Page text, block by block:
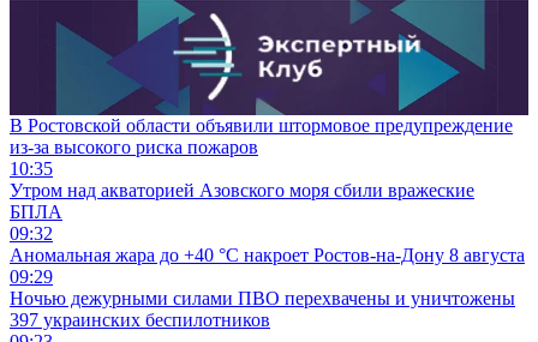
В Ростовской области объявили штормовое предупреждение
из-за высокого риска пожаров
10:35
Утром над акваторией Азовского моря сбили вражеские
БПЛА
09:32
Аномальная жара до +40 °C накроет Ростов-на-Дону 8 августа
09:29
Ночью дежурными силами ПВО перехвачены и уничтожены
397 украинских беспилотников